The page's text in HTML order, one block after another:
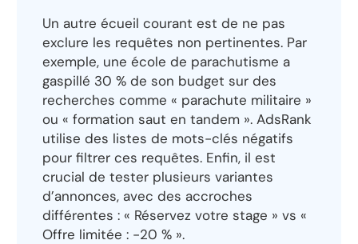
Un autre écueil courant est de ne pas
exclure les requêtes non pertinentes. Par
exemple, une école de parachutisme a
gaspillé 30 % de son budget sur des
recherches comme « parachute militaire »
ou « formation saut en tandem ». AdsRank
utilise des listes de mots-clés négatifs
pour filtrer ces requêtes. Enfin, il est
crucial de tester plusieurs variantes
d’annonces, avec des accroches
différentes : « Réservez votre stage » vs «
Offre limitée : -20 % ».